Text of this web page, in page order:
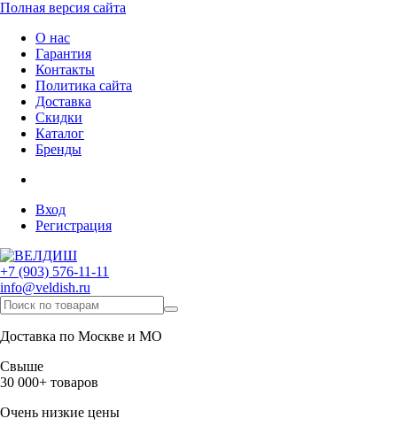
Полная версия сайта
О нас
Гарантия
Контакты
Политика сайта
Доставка
Скидки
Каталог
Бренды
Вход
Регистрация
+7 (903) 576-11-11
info@veldish.ru
Доставка по Москве и МО
Свыше
30 000+ товаров
Очень низкие цены